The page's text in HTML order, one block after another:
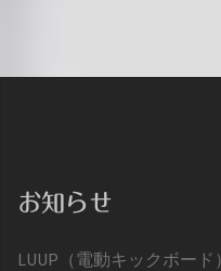
お知らせ
LUUP（電動キックボー